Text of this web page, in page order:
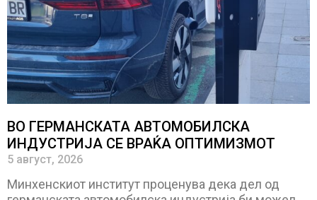
ВО ГЕРМАНСКАТА АВТОМОБИЛСКА
ИНДУСТРИЈА СЕ ВРАЌА ОПТИМИЗМОТ
5 август, 2026
Минхенскиот институт проценува дека дел од